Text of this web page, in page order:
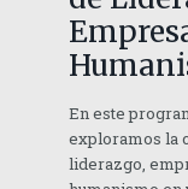
En este
exploramos la
liderazgo,